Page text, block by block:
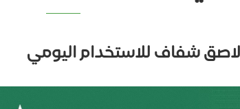
شفاف للاستخدام اليومي